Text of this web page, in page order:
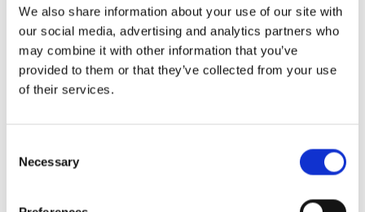
We also share information about your use of our site with
our social media, advertising and analytics partners who
may combine it with other information that you’ve
provided to them or that they’ve collected from your use
of their services.
Selection
Necessary
visiteurs une expérience de réservation
simplifiée, des rappels personnalisés et une
communication ciblée.